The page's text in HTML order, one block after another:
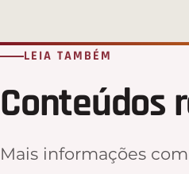
LEIA TAMBÉM
Conteúdos
Mais informações